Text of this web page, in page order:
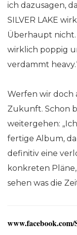
ich dazusagen,
SILVER LAKE
Überhaupt nicht.
wirklich poppig
verdammt
Werfen wir doch
Zukunft. Schon
weitergehen:
fertige Album,
definitiv eine
konkreten
sehen was die